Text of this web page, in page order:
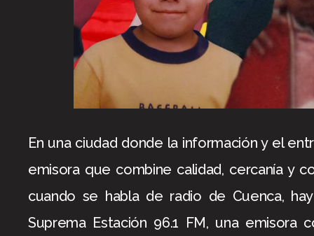
En una ciudad donde la información y el
emisora que combine calidad, cercanía y
cuando se habla de radio de Cuenca,
Suprema Estación 96.1 FM, una emisora